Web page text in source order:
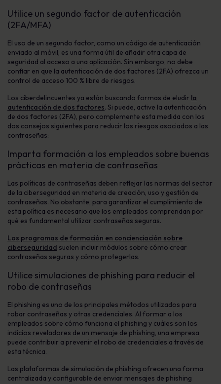
Utilice un segundo factor de autenticación
(2FA/MFA)
El uso de un segundo factor, como un código de autenticación
enviado al móvil, es una forma útil de añadir otra capa de
seguridad al acceso a una aplicación. Sin embargo, no debe
confiar en que la autenticación de dos factores (2FA) ofrezca un
control de acceso 100 % libre de riesgos.
Los ciberdelincuentes ya están buscando formas de eludir la
autenticación de dos factores. Si puede, active la autenticación
de dos factores (2FA), pero complemente esta medida con los
dos consejos siguientes para reducir los riesgos asociados a las
contraseñas:
Imparta formación a los empleados sobre buenas
prácticas en materia de contraseñas
Las políticas de contraseñas deben reflejar las normas del sector
de la ciberseguridad en materia de creación, uso y gestión de
contraseñas. No obstante, para garantizar el cumplimiento de
esta política es necesario que los empleados comprendan por
qué es fundamental utilizar contraseñas seguras.
Los programas de formación en concienciación sobre
ciberseguridad suelen incluir módulos sobre cómo crear
contraseñas seguras y cómo protegerlas.
Utilice simulaciones de phishing para reducir el
robo de contraseñas
El phishing es uno de los principales métodos utilizados para
robar contraseñas y otras credenciales. Al formar a los
empleados sobre cómo funciona el phishing y cuáles son los
indicios reveladores de un mensaje de phishing, una empresa
puede contribuir a prevenir el robo de credenciales a través de
esta técnica.
Las plataformas de simulación de phishing ofrecen una forma
centralizada y configurable de enviar mensajes de phishing